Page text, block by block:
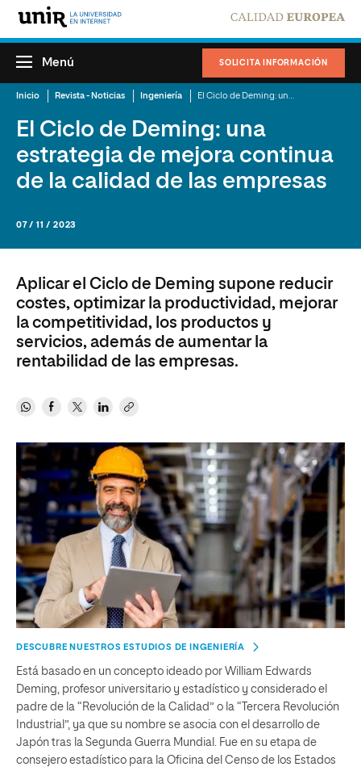
SOLICITA INFORMACIÓN
Menú
Inicio Revista - Noticias Ingeniería
El Ciclo de Deming: una
estrategia de mejora continua
de la calidad de las empresas
07 / 11 / 2023
Aplicar el Ciclo de Deming supone reducir
costes, optimizar la productividad, mejorar
la competitividad, los productos y
servicios, además de aumentar la
rentabilidad de las empresas.
DESCUBRE NUESTROS ESTUDIOS DE INGENIERÍA
Está basado en un concepto ideado por William Edwards
Deming, profesor universitario y estadístico y considerado el
padre de la “Revolución de la Calidad” o la “Tercera Revolución
Industrial”, ya que su nombre se asocia con el desarrollo de
Japón tras la Segunda Guerra Mundial. Fue en su etapa de
consejero estadístico para la Oficina del Censo de los Estados